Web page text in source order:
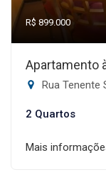
R$ 899.000
Apartamento
Rua Tenente
2 Quartos
Mais